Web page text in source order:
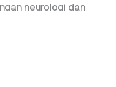
neurologi dan